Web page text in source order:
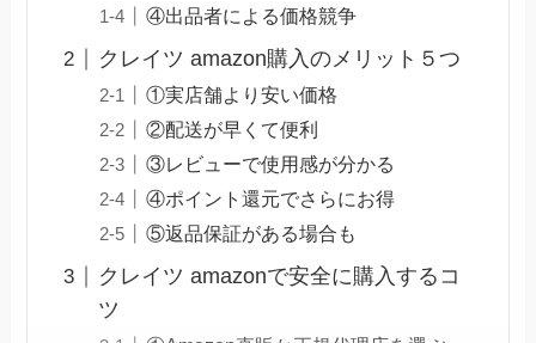
④出品者による価格競争
クレイツ amazon購入のメリット５つ
①実店舗より安い価格
②配送が早くて便利
③レビューで使用感が分かる
④ポイント還元でさらにお得
⑤返品保証がある場合も
クレイツ amazonで安全に購入するコ
ツ